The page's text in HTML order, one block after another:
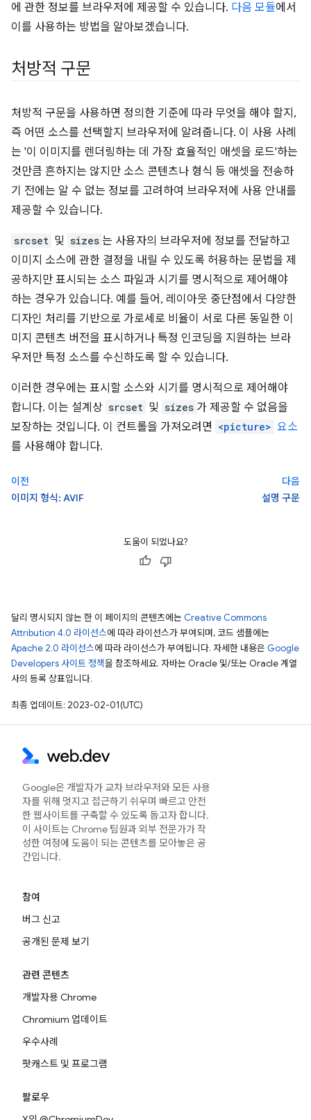
에 관한 정보를 브라우저에 제공할 수 있습니다. 다음 모듈에서
이를 사용하는 방법을 알아보겠습니다.
처방적 구문
처방적 구문을 사용하면 정의한 기준에 따라 무엇을 해야 할지,
즉 어떤 소스를 선택할지 브라우저에 알려줍니다. 이 사용 사례
는 '이 이미지를 렌더링하는 데 가장 효율적인 애셋을 로드'하는
것만큼 흔하지는 않지만 소스 콘텐츠나 형식 등 애셋을 전송하
기 전에는 알 수 없는 정보를 고려하여 브라우저에 사용 안내를
제공할 수 있습니다.
srcset 및 sizes 는 사용자의 브라우저에 정보를 전달하고
이미지 소스에 관한 결정을 내릴 수 있도록 허용하는 문법을 제
공하지만 표시되는 소스 파일과 시기를 명시적으로 제어해야
하는 경우가 있습니다. 예를 들어, 레이아웃 중단점에서 다양한
디자인 처리를 기반으로 가로세로 비율이 서로 다른 동일한 이
미지 콘텐츠 버전을 표시하거나 특정 인코딩을 지원하는 브라
우저만 특정 소스를 수신하도록 할 수 있습니다.
이러한 경우에는 표시할 소스와 시기를 명시적으로 제어해야
합니다. 이는 설계상 srcset 및 sizes 가 제공할 수 없음을
보장하는 것입니다. 이 컨트롤을 가져오려면 <picture> 요소
를 사용해야 합니다.
이전
이미지 형식: AVIF
다음
설명 구문
도움이 되었나요?
달리 명시되지 않는 한 이 페이지의 콘텐츠에는 Creative Commons
Attribution 4.0 라이선스에 따라 라이선스가 부여되며, 코드 샘플에는
Apache 2.0 라이선스에 따라 라이선스가 부여됩니다. 자세한 내용은 Google
Developers 사이트 정책을 참조하세요. 자바는 Oracle 및/또는 Oracle 계열
사의 등록 상표입니다.
최종 업데이트: 2023-02-01(UTC)
Google은 개발자가 교차 브라우저와 모든 사용
자를 위해 멋지고 접근하기 쉬우며 빠르고 안전
한 웹사이트를 구축할 수 있도록 돕고자 합니다.
이 사이트는 Chrome 팀원과 외부 전문가가 작
성한 여정에 도움이 되는 콘텐츠를 모아놓은 공
간입니다.
참여
버그 신고
공개된 문제 보기
관련 콘텐츠
개발자용 Chrome
Chromium 업데이트
우수사례
팟캐스트 및 프로그램
팔로우